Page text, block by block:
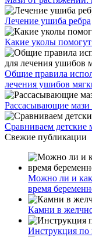
Лечение ушиба ребра
Какие уколы
Общие правила
лечения ушибов
Рассасывающие
Сравниваем детские
Свежие публикации
Можно ли и как
время
Камни в
Инструкция по